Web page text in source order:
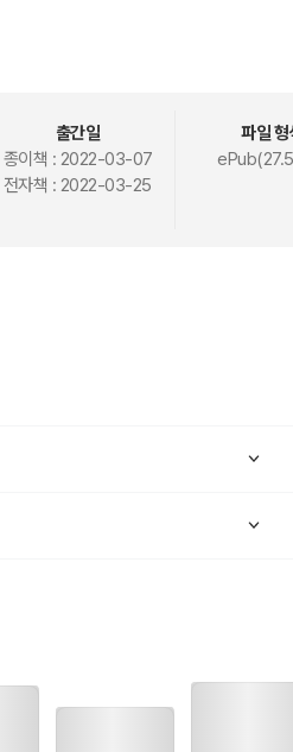
막연하고 멀게만 느껴졌던 행복이
출간일
종이책 : 2022-03-07
전자책 : 2022-03-25
파일 형